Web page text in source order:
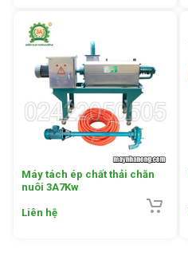
Máy tách ép chất thải chăn
nuôi 3A7Kw
Liên hệ